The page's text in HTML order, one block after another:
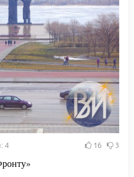
4 16 3